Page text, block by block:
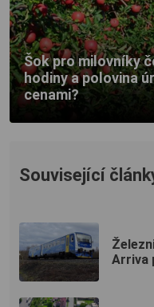
Šok pro milovníky
hodiny a polovina
cenami?
Související
Arriva